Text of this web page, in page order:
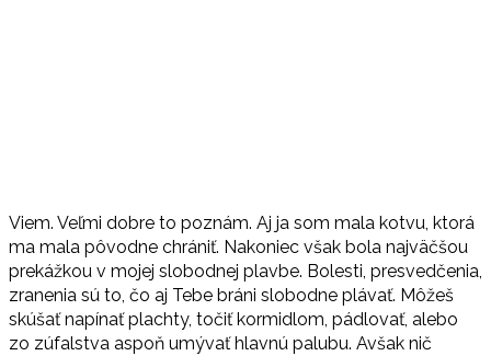
Viem. Veľmi dobre to poznám. Aj ja som mala kotvu, ktorá
ma mala pôvodne chrániť. Nakoniec však bola najväčšou
prekážkou v mojej slobodnej plavbe. Bolesti, presvedčenia,
zranenia sú to, čo aj Tebe bráni slobodne plávať. Môžeš
skúšať napínať plachty, točiť kormidlom, pádlovať, alebo
zo zúfalstva aspoň umývať hlavnú palubu. Avšak nič